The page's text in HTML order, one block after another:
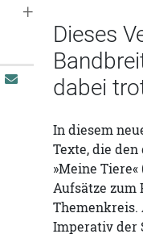
+
Dieses
dabei
In diesem
Texte, die
»Meine
Aufsätze zum
Themenkreis.
Imperativ der